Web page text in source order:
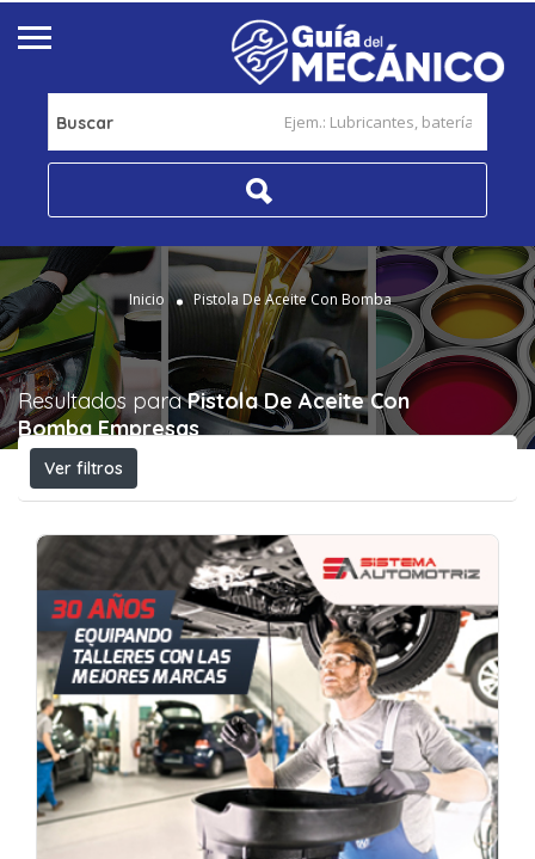
Buscar
Inicio Pistola De Aceite Con Bomba
Resultados paraPistola De Aceite Con
Bomba Empresas
Ver filtros